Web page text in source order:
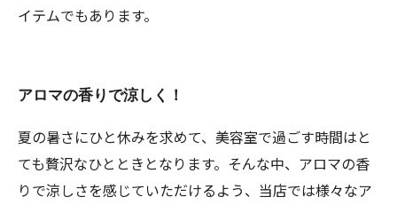
イテムでもあります。
アロマの香りで涼しく！
夏の暑さにひと休みを求めて、美容室で過ごす時間はと
ても贅沢なひとときとなります。そんな中、アロマの香
りで涼しさを感じていただけるよう、当店では様々なア